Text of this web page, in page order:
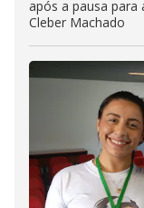
após a pausa para
Cleber Machado